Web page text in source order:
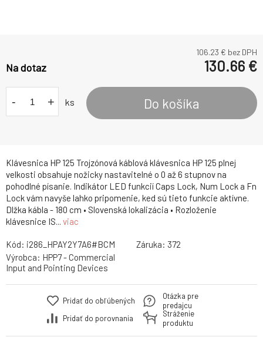
Klávesnica HP 125 Trojzónová káblová klávesnica HP 125 plnej
velkosti obsahuje nožicky nastavitelné o 0 až 6 stupnov na
pohodlné písanie. Indikátor LED funkcií Caps Lock, Num Lock a Fn
Lock vám navyše lahko pripomenie, ked sú tieto funkcie aktívne.
Dlžka kábla - 180 cm • Slovenská lokalizácia • Rozloženie
klávesnice IS... viac
106.23 € bez DPH
Na dotaz 130.66 €
- + ks Do košíka
Kód: i286_HPAY2Y7A6#BCM Záruka: 372
Výrobca: HPP7 - Commercial
Input and Pointing Devices
Pridať do obľúbených
Pridať do porovnania
Otázka pre
predajcu
Stráženie
produktu